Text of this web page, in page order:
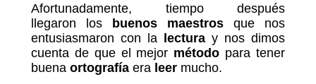
Afortunadamente, tiempo después
llegaron los buenos maestros que nos
entusiasmaron con la lectura y nos dimos
cuenta de que el mejor método para tener
buena ortografía era leer mucho.